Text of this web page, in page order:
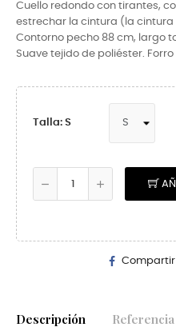
Cuello redondo con tirantes,
estrechar la cintura (la cintura
Contorno pecho 88 cm, largo
Suave tejido de poliéster.
Talla: S
Compartir
Descripción Referencia